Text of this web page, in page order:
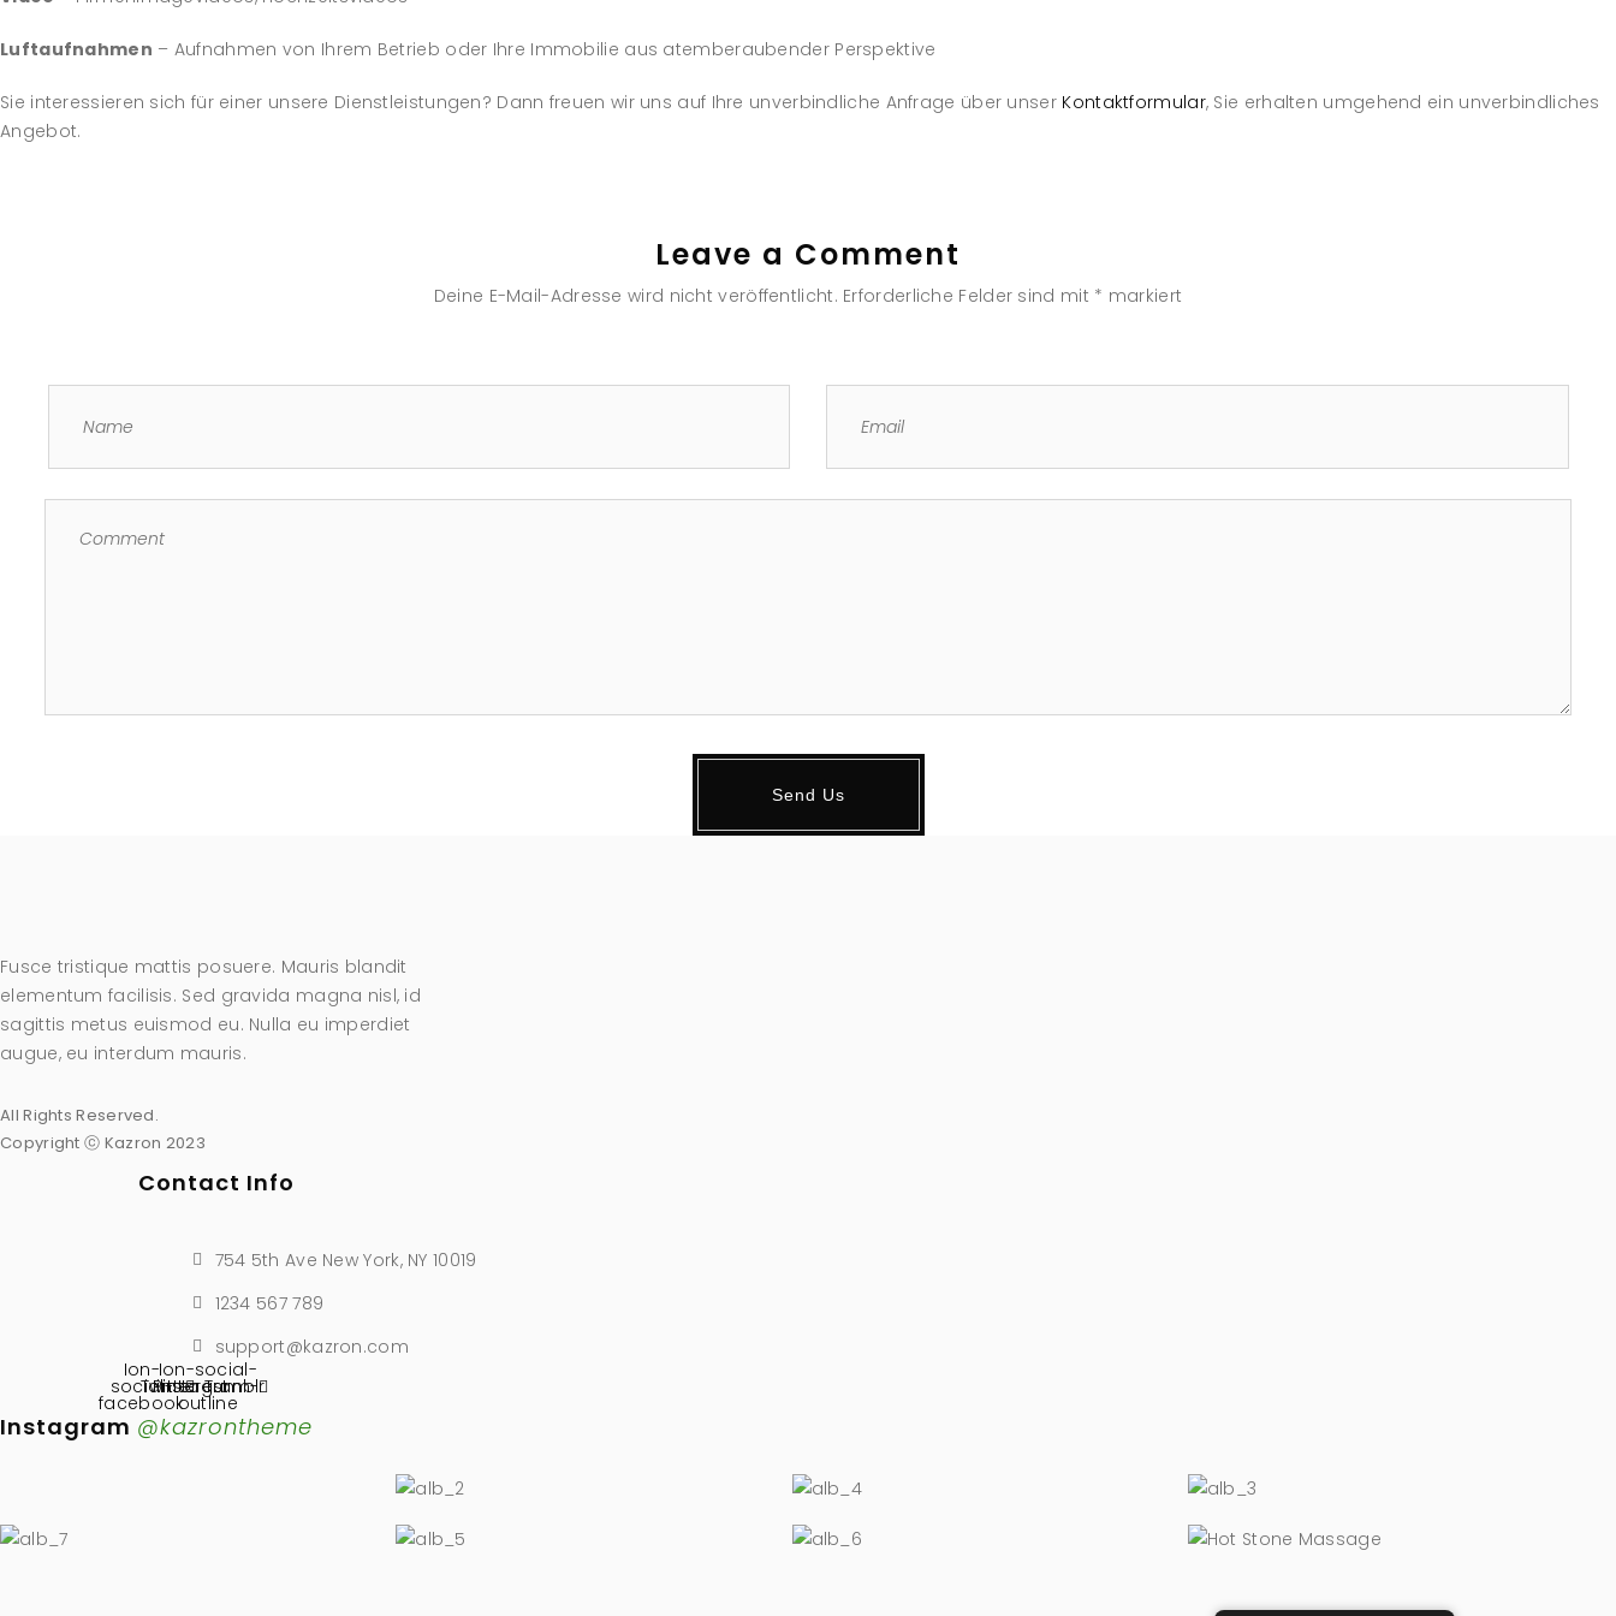
Luftaufnahmen – Aufnahmen von Ihrem Betrieb oder Ihre Immobilie aus atemberaubender Perspektive
Sie interessieren sich für einer unsere Dienstleistungen? Dann freuen wir uns auf Ihre unverbindliche Anfrage über unser Kontaktformular, Sie erhalten umgehend ein unverbindliches
Angebot.
Leave a Comment
Deine E-Mail-Adresse wird nicht veröffentlicht. Erforderliche Felder sind mit * markiert
Fusce tristique mattis posuere. Mauris blandit
elementum facilisis. Sed gravida magna nisl, id
sagittis metus euismod eu. Nulla eu imperdiet
augue, eu interdum mauris.
All Rights Reserved.
Copyright ⓒ Kazron 2023
Contact Info
754 5th Ave New York, NY 10019
1234 567 789
support@kazron.com
Ion-
social-
facebook
Twitter
Pinterest
Ion-social-
instagram-
outline
Tumblr
Instagram @kazrontheme